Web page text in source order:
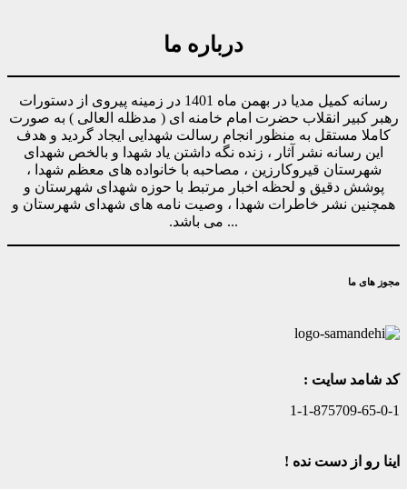
درباره ما
رسانه کمیل مدیا در بهمن ماه 1401 در زمینه پیروی از دستورات
رهبر کبیر انقلاب حضرت امام خامنه ای ( مدظله العالی ) به صورت
کاملا مستقل به منظور انجام رسالت شهدایی ایجاد گردید و هدف
این رسانه نشر آثار ، زنده نگه داشتن یاد شهدا و بالخص شهدای
شهرستان قیروکارزین ، مصاحبه با خانواده های معظم شهدا ،
پوشش دقیق و لحظه اخبار مرتبط با حوزه شهدای شهرستان و
همچنین نشر خاطرات شهدا ، وصیت نامه های شهدای شهرستان و
... می باشد.
مجوز های ما
کد شامد سایت :
1-1-875709-65-0-1
اینا رو از دست نده !